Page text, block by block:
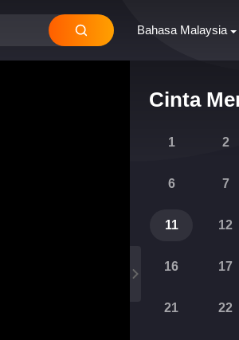
Bahasa Malaysia
Cinta
1 2
6 7
11 12
16 17
21 22